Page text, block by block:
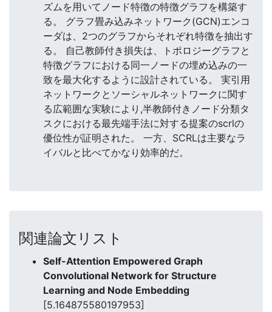
ズムを用いてノード特徴の特徴グラフを構築す
る。 グラフ畳み込みネットワーク(GCN)エンコ
ーダは、2つのグラフからそれぞれ特徴を抽出す
る。 自己教師付き損失は、トポロジーグラフと
特徴グラフにおける同一ノードの埋め込みの一
致を最大化するように設計されている。 実引用
ネットワークとソーシャルネットワークに関す
る広範囲な実験により,半教師付きノード分類タ
スクにおける最先端手法に対する提案のscrlの
優位性が証明された。 一方、SCRLは主要なラ
イバルと比べてかなり効率的だ。
関連論文リスト
Self-Attention Empowered Graph
Convolutional Network for Structure
Learning and Node Embedding
[5.164875580197953]